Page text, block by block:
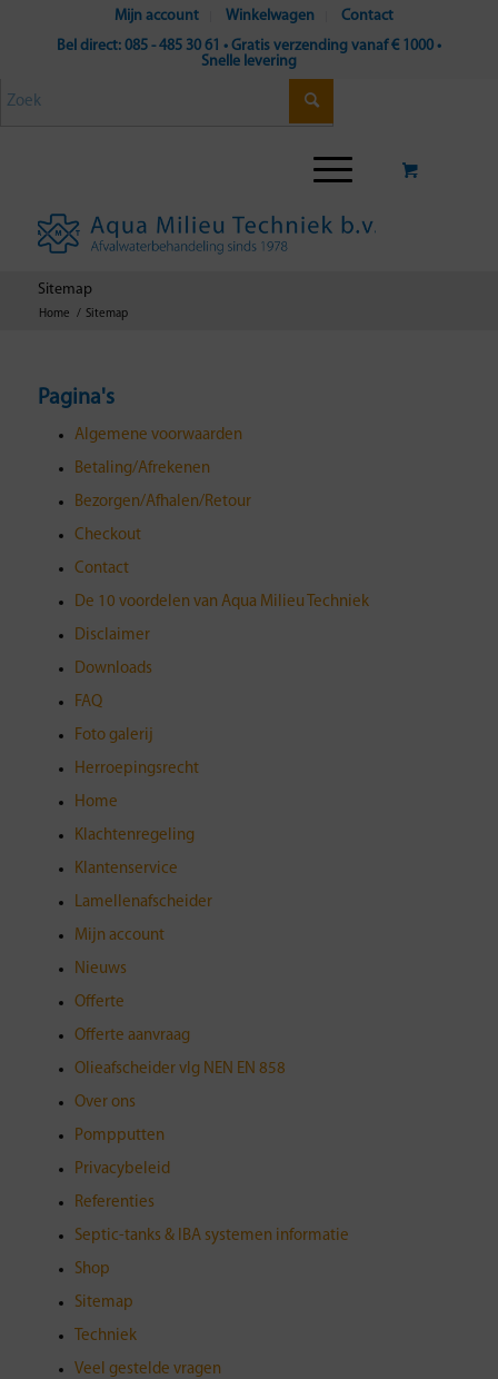
Mijn account Winkelwagen
Contact
Bel direct: 085 - 485 30 61 • Gratis verzending vanaf € 1000 •
Snelle levering
Sitemap
Home / Sitemap
Pagina's
Algemene voorwaarden
Betaling/Afrekenen
Bezorgen/Afhalen/Retour
Checkout
Contact
De 10 voordelen van Aqua Milieu Techniek
Disclaimer
Downloads
FAQ
Foto galerij
Herroepingsrecht
Home
Klachtenregeling
Klantenservice
Lamellenafscheider
Mijn account
Nieuws
Offerte
Offerte aanvraag
Olieafscheider vlg NEN EN 858
Over ons
Pompputten
Privacybeleid
Referenties
Septic-tanks & IBA systemen informatie
Shop
Sitemap
Techniek
Veel gestelde vragen